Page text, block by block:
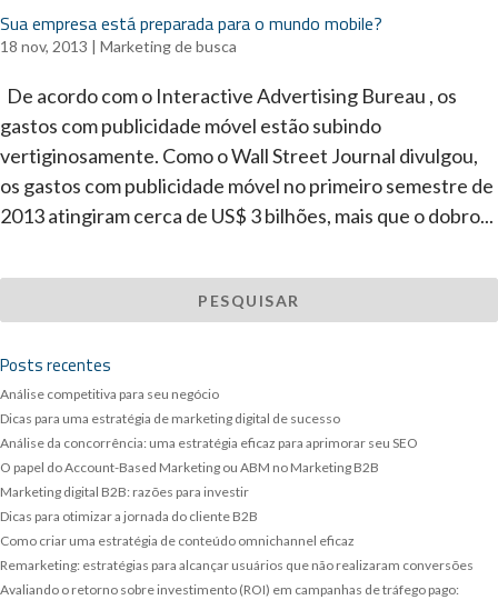
Sua empresa está preparada para o mundo mobile?
18 nov, 2013 | Marketing de busca
De acordo com o Interactive Advertising Bureau , os
gastos com publicidade móvel estão subindo
vertiginosamente. Como o Wall Street Journal divulgou,
os gastos com publicidade móvel no primeiro semestre de
2013 atingiram cerca de US$ 3 bilhões, mais que o dobro...
Posts recentes
Análise competitiva para seu negócio
Dicas para uma estratégia de marketing digital de sucesso
Análise da concorrência: uma estratégia eficaz para aprimorar seu SEO
O papel do Account-Based Marketing ou ABM no Marketing B2B
Marketing digital B2B: razões para investir
Dicas para otimizar a jornada do cliente B2B
Como criar uma estratégia de conteúdo omnichannel eficaz
Remarketing: estratégias para alcançar usuários que não realizaram conversões
Avaliando o retorno sobre investimento (ROI) em campanhas de tráfego pago: